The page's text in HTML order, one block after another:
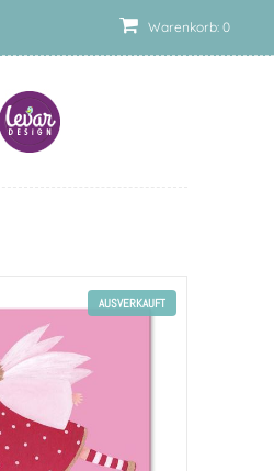
Warenkorb: 0
AUSVERKAUFT